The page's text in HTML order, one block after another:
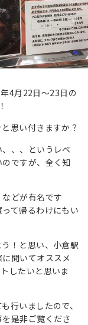
4月22日～23日の
思い付きますか？
、、というレベ
ですが、全く知
どが有名です
て帰るわけにもい
！と思い、小倉駅
聞いてオススメ
したいと思いま
行いましたので、
是非ご覧くださ